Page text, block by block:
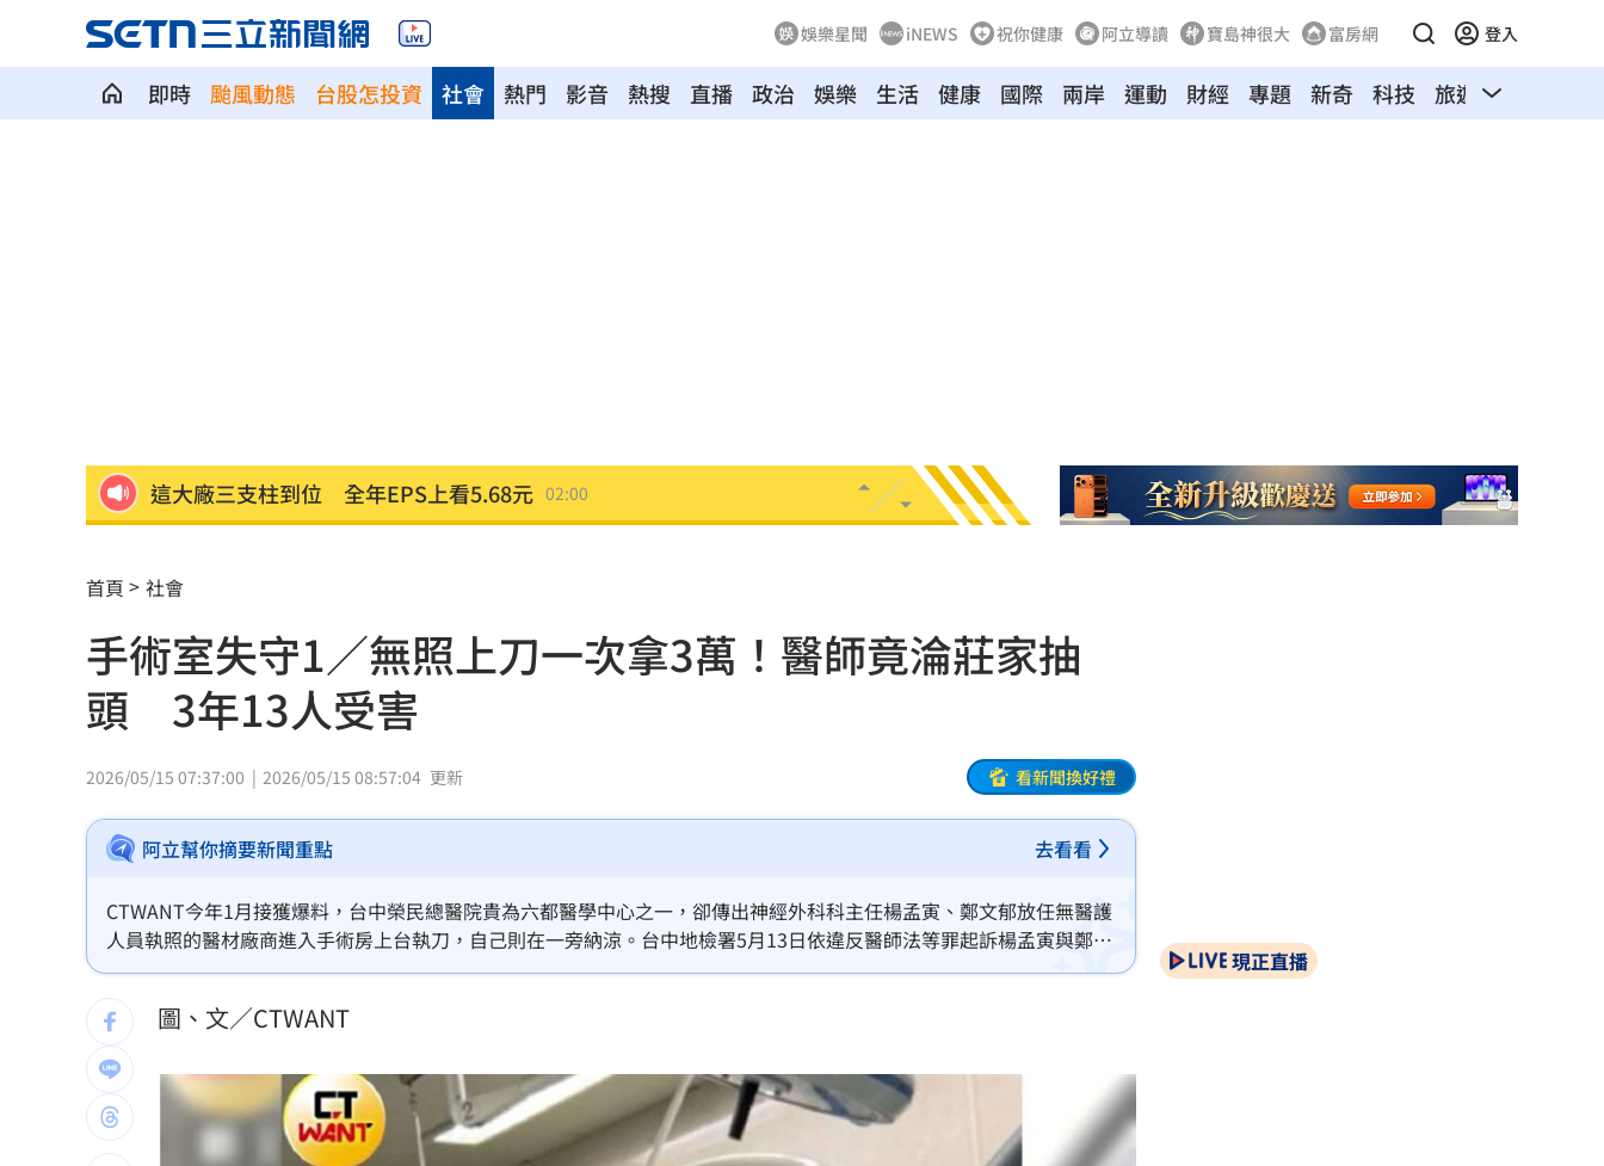
娛樂星聞 iNEWS 祝你健康 阿立導讀 寶島神很大 富房網 登入
即時 颱風動態 台股怎投資 熱門 影音 熱搜 直播 政治
社會 娛樂 生活 健康 國際 兩岸 運動 財經 專題 新奇 科技 旅遊 汽車
慈濟買BNT被詐10億！藍昔嗆擋疫苗網朝聖 01:35
高溫重創雞蛋產量 最快要等到9月才回穩
7月營收寫同期次高 聯寶訂單看到2027年 01:20
台股收復44000點大關 2關鍵看AI產業發展
他見搶案挺身相救遭圍毆亡！嫌犯最小12歲
扣款人數狂增4成 國泰小龍基金布局曝光 01:05
24歲存款破百萬！她公開致富關鍵：超孝順 01:02
桃園聯隊奪世界青棒亞軍 張善政接機 00:47
男駕車至議員服務處嗆開槍 台中警抓到了 00:43
首頁 社會
手術室失守1／無照上刀一次拿3萬！醫師竟淪莊家抽
頭 3年13人受害
2026/05/15 07:37:00 2026/05/15 08:57:04 更新 看新聞換好禮
阿立幫你摘要新聞重點 去看看
CTWANT今年1月接獲爆料，台中榮民總醫院貴為六都醫學中心之一，卻傳出神經外科科主任楊孟寅、鄭文郁放任無醫護
人員執照的醫材廠商進入手術房上台執刀，自己則在一旁納涼。台中地檢署5月13日依違反醫師法等罪起訴楊孟寅與鄭文
郁在內等5人，揭露醫材商為拚生存，「買器材贈執刀服務」，經統計遭綽號「小老鼠」的陳姓醫材商代刀的病患3年間
就高達13人，而小老鼠只要每上一台刀，就可獲得3萬元費用。
圖、文／CTWANT
現正直播